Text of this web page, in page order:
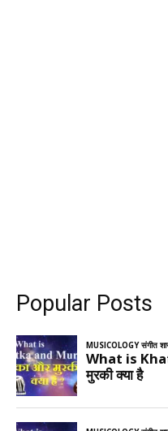
Popular Posts